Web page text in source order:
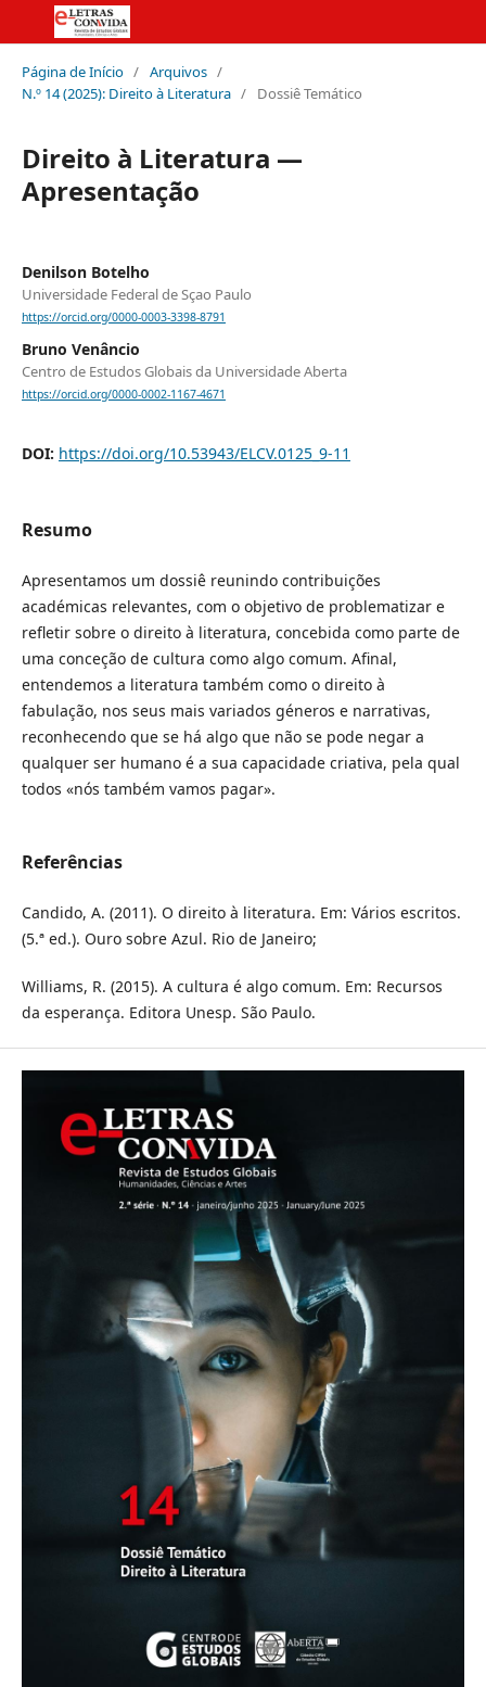
Página de Início / Arquivos /
N.º 14 (2025): Direito à Literatura / Dossiê Temático
Direito à Literatura —
Apresentação
Denilson Botelho
Universidade Federal de Sçao Paulo
https://orcid.org/0000-0003-3398-8791
Bruno Venâncio
Centro de Estudos Globais da Universidade Aberta
https://orcid.org/0000-0002-1167-4671
DOI: https://doi.org/10.53943/ELCV.0125_9-11
Resumo
Apresentamos um dossiê reunindo contribuições
académicas relevantes, com o objetivo de problematizar e
refletir sobre o direito à literatura, concebida como parte de
uma conceção de cultura como algo comum. Afinal,
entendemos a literatura também como o direito à
fabulação, nos seus mais variados géneros e narrativas,
reconhecendo que se há algo que não se pode negar a
qualquer ser humano é a sua capacidade criativa, pela qual
todos «nós também vamos pagar».
Referências
Candido, A. (2011). O direito à literatura. Em: Vários escritos.
(5.ª ed.). Ouro sobre Azul. Rio de Janeiro;
Williams, R. (2015). A cultura é algo comum. Em: Recursos
da esperança. Editora Unesp. São Paulo.